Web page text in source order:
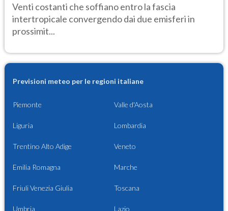
Venti costanti che soffiano entro la fascia
intertropicale convergendo dai due emisferi in
prossimit...
Previsioni meteo per le regioni italiane
Piemonte Valle d'Aosta
Liguria Lombardia
Trentino Alto Adige Veneto
Emilia Romagna Marche
Friuli Venezia Giulia Toscana
Umbria Lazio